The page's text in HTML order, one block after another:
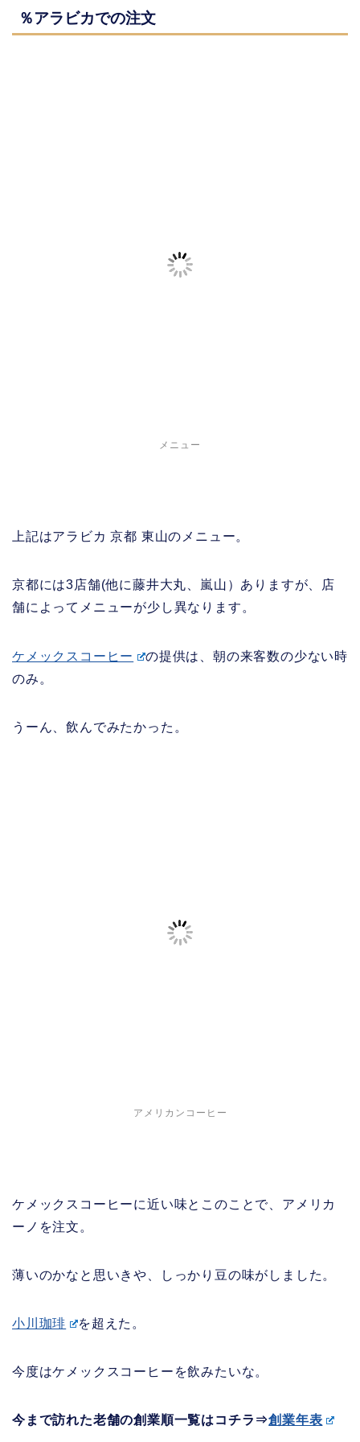
％アラビカでの注文
メニュー
上記はアラビカ 京都 東山のメニュー。
京都には3店舗(他に藤井大丸、嵐山）ありますが、店
舗によってメニューが少し異なります。
ケメックスコーヒー
の提供は、朝の来客数の少ない時
のみ。
うーん、飲んでみたかった。
アメリカンコーヒー
ケメックスコーヒーに近い味とこのことで、アメリカ
ーノを注文。
薄いのかなと思いきや、しっかり豆の味がしました。
小川珈琲 を超えた。
今度はケメックスコーヒーを飲みたいな。
今まで訪れた老舗の創業順一覧はコチラ⇒創業年表